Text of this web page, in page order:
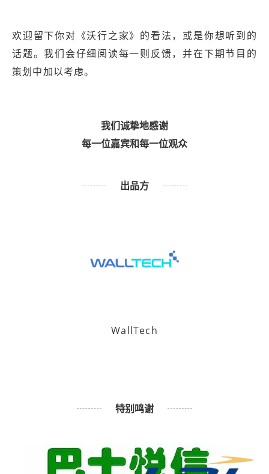
欢迎留下你对《沃行之家》的看法，或是你想听到的
话题。我们会仔细阅读每一则反馈，并在下期节目的
策划中加以考虑。
我们诚挚地感谢
每一位嘉宾和每一位观众
出品方
WallTech
特别鸣谢